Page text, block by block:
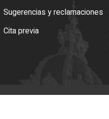
Sugerencias y reclamaciones
Cita previa